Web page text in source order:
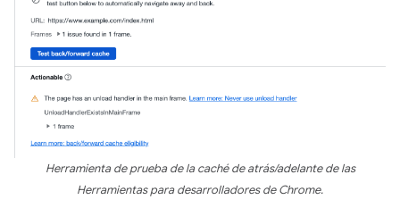
Herramienta de prueba de la caché de atrás/adelante de las
Herramientas para desarrolladores de Chrome.